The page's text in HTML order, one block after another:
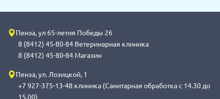
Пенза, ул 65-летия Победы 26
8 (8412) 45-80-84 Ветеринарная клиника
8 (8412) 45-80-84 Магазин
Пенза, ул. Лозицкой, 1
+7 927-375-13-48 клиника (Санитарная обработка с 14.30 до
15.00)